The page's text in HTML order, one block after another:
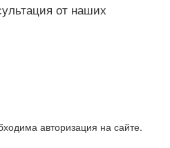
от наших
авторизация на сайте.